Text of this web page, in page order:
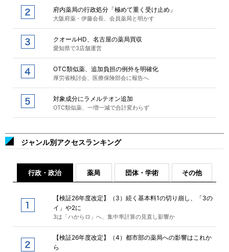
府内薬局の行政処分「極めて重く受け止め」
大阪府薬・伊藤会長、会員薬局と明かす
クオールHD、名古屋の薬局買収
愛知県で3店舗運営
OTC類似薬、追加負担の例外を明確化
厚労省検討会、医療保険部会に報告へ
対象成分にラメルテオン追加
OTC類似薬、一増一減で合計変わらず
ジャンル別アクセスランキング
行政・政治 薬局 団体・学術 その他
【検証26年度改定】（3）続く基本料1の切り崩し、「3の
イ」や2に
3は「ハからロ」へ、集中率計算の見直し影響か
【検証26年度改定】（4）都市部の薬局への影響はこれか
ら